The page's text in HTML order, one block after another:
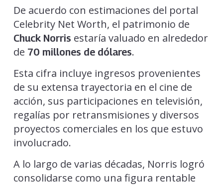
De acuerdo con estimaciones del portal
Celebrity Net Worth, el patrimonio de
Chuck Norris estaría valuado en alrededor
de 70 millones de dólares.
Esta cifra incluye ingresos provenientes
de su extensa trayectoria en el cine de
acción, sus participaciones en televisión,
regalías por retransmisiones y diversos
proyectos comerciales en los que estuvo
involucrado.
A lo largo de varias décadas, Norris logró
consolidarse como una figura rentable